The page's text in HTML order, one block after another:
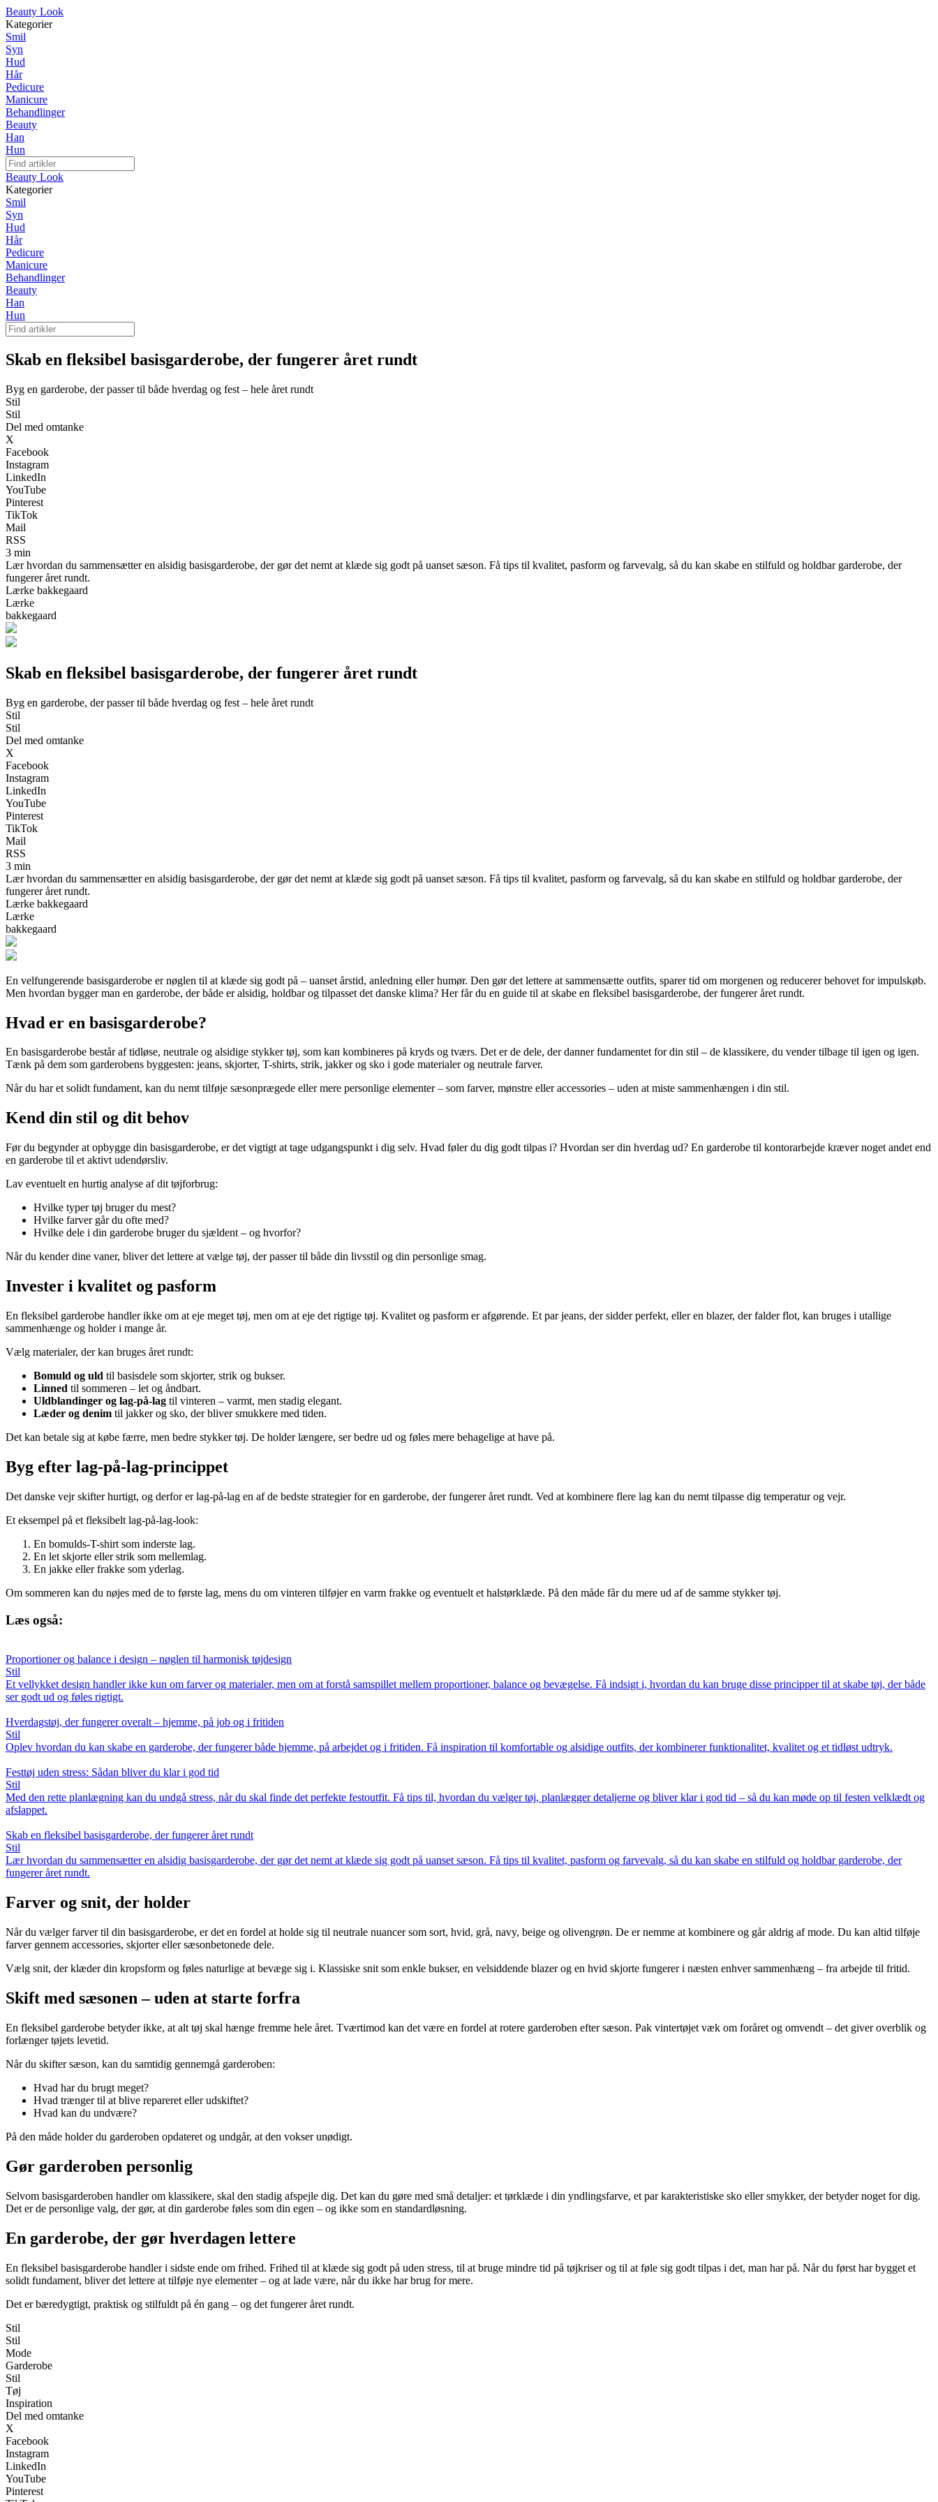
Beauty Look
Kategorier
Smil
Syn
Hud
Hår
Pedicure
Manicure
Behandlinger
Beauty
Han
Hun
Beauty Look
Kategorier
Smil
Syn
Hud
Hår
Pedicure
Manicure
Behandlinger
Beauty
Han
Hun
Skab en fleksibel basisgarderobe, der fungerer året rundt
Byg en garderobe, der passer til både hverdag og fest – hele året rundt
Stil
Stil
Del med omtanke
X
Facebook
Instagram
LinkedIn
YouTube
Pinterest
TikTok
Mail
RSS
3 min
Lær hvordan du sammensætter en alsidig basisgarderobe, der gør det nemt at klæde sig godt på uanset sæson. Få tips til kvalitet, pasform og farvevalg, så du kan skabe en stilfuld og holdbar garderobe, der
fungerer året rundt.
Lærke bakkegaard
Lærke
bakkegaard
Skab en fleksibel basisgarderobe, der fungerer året rundt
Byg en garderobe, der passer til både hverdag og fest – hele året rundt
Stil
Stil
Del med omtanke
X
Facebook
Instagram
LinkedIn
YouTube
Pinterest
TikTok
Mail
RSS
3 min
Lær hvordan du sammensætter en alsidig basisgarderobe, der gør det nemt at klæde sig godt på uanset sæson. Få tips til kvalitet, pasform og farvevalg, så du kan skabe en stilfuld og holdbar garderobe, der
fungerer året rundt.
Lærke bakkegaard
Lærke
bakkegaard
En velfungerende basisgarderobe er nøglen til at klæde sig godt på – uanset årstid, anledning eller humør. Den gør det lettere at sammensætte outfits, sparer tid om morgenen og reducerer behovet for impulskøb.
Men hvordan bygger man en garderobe, der både er alsidig, holdbar og tilpasset det danske klima? Her får du en guide til at skabe en fleksibel basisgarderobe, der fungerer året rundt.
Hvad er en basisgarderobe?
En basisgarderobe består af tidløse, neutrale og alsidige stykker tøj, som kan kombineres på kryds og tværs. Det er de dele, der danner fundamentet for din stil – de klassikere, du vender tilbage til igen og igen.
Tænk på dem som garderobens byggesten: jeans, skjorter, T-shirts, strik, jakker og sko i gode materialer og neutrale farver.
Når du har et solidt fundament, kan du nemt tilføje sæsonprægede eller mere personlige elementer – som farver, mønstre eller accessories – uden at miste sammenhængen i din stil.
Kend din stil og dit behov
Før du begynder at opbygge din basisgarderobe, er det vigtigt at tage udgangspunkt i dig selv. Hvad føler du dig godt tilpas i? Hvordan ser din hverdag ud? En garderobe til kontorarbejde kræver noget andet end
en garderobe til et aktivt udendørsliv.
Lav eventuelt en hurtig analyse af dit tøjforbrug:
Hvilke typer tøj bruger du mest?
Hvilke farver går du ofte med?
Hvilke dele i din garderobe bruger du sjældent – og hvorfor?
Når du kender dine vaner, bliver det lettere at vælge tøj, der passer til både din livsstil og din personlige smag.
Invester i kvalitet og pasform
En fleksibel garderobe handler ikke om at eje meget tøj, men om at eje det rigtige tøj. Kvalitet og pasform er afgørende. Et par jeans, der sidder perfekt, eller en blazer, der falder flot, kan bruges i utallige
sammenhænge og holder i mange år.
Vælg materialer, der kan bruges året rundt:
Bomuld og uld til basisdele som skjorter, strik og bukser.
Linned til sommeren – let og åndbart.
Uldblandinger og lag-på-lag til vinteren – varmt, men stadig elegant.
Læder og denim til jakker og sko, der bliver smukkere med tiden.
Det kan betale sig at købe færre, men bedre stykker tøj. De holder længere, ser bedre ud og føles mere behagelige at have på.
Byg efter lag-på-lag-princippet
Det danske vejr skifter hurtigt, og derfor er lag-på-lag en af de bedste strategier for en garderobe, der fungerer året rundt. Ved at kombinere flere lag kan du nemt tilpasse dig temperatur og vejr.
Et eksempel på et fleksibelt lag-på-lag-look:
En bomulds-T-shirt som inderste lag.
En let skjorte eller strik som mellemlag.
En jakke eller frakke som yderlag.
Om sommeren kan du nøjes med de to første lag, mens du om vinteren tilføjer en varm frakke og eventuelt et halstørklæde. På den måde får du mere ud af de samme stykker tøj.
Læs også:
Proportioner og balance i design – nøglen til harmonisk tøjdesign
Stil
Et vellykket design handler ikke kun om farver og materialer, men om at forstå samspillet mellem proportioner, balance og bevægelse. Få indsigt i, hvordan du kan bruge disse principper til at skabe tøj, der både
ser godt ud og føles rigtigt.
Hverdagstøj, der fungerer overalt – hjemme, på job og i fritiden
Stil
Oplev hvordan du kan skabe en garderobe, der fungerer både hjemme, på arbejdet og i fritiden. Få inspiration til komfortable og alsidige outfits, der kombinerer funktionalitet, kvalitet og et tidløst udtryk.
Festtøj uden stress: Sådan bliver du klar i god tid
Stil
Med den rette planlægning kan du undgå stress, når du skal finde det perfekte festoutfit. Få tips til, hvordan du vælger tøj, planlægger detaljerne og bliver klar i god tid – så du kan møde op til festen velklædt og
afslappet.
Skab en fleksibel basisgarderobe, der fungerer året rundt
Stil
Lær hvordan du sammensætter en alsidig basisgarderobe, der gør det nemt at klæde sig godt på uanset sæson. Få tips til kvalitet, pasform og farvevalg, så du kan skabe en stilfuld og holdbar garderobe, der
fungerer året rundt.
Farver og snit, der holder
Når du vælger farver til din basisgarderobe, er det en fordel at holde sig til neutrale nuancer som sort, hvid, grå, navy, beige og olivengrøn. De er nemme at kombinere og går aldrig af mode. Du kan altid tilføje
farver gennem accessories, skjorter eller sæsonbetonede dele.
Vælg snit, der klæder din kropsform og føles naturlige at bevæge sig i. Klassiske snit som enkle bukser, en velsiddende blazer og en hvid skjorte fungerer i næsten enhver sammenhæng – fra arbejde til fritid.
Skift med sæsonen – uden at starte forfra
En fleksibel garderobe betyder ikke, at alt tøj skal hænge fremme hele året. Tværtimod kan det være en fordel at rotere garderoben efter sæson. Pak vintertøjet væk om foråret og omvendt – det giver overblik og
forlænger tøjets levetid.
Når du skifter sæson, kan du samtidig gennemgå garderoben:
Hvad har du brugt meget?
Hvad trænger til at blive repareret eller udskiftet?
Hvad kan du undvære?
På den måde holder du garderoben opdateret og undgår, at den vokser unødigt.
Gør garderoben personlig
Selvom basisgarderoben handler om klassikere, skal den stadig afspejle dig. Det kan du gøre med små detaljer: et tørklæde i din yndlingsfarve, et par karakteristiske sko eller smykker, der betyder noget for dig.
Det er de personlige valg, der gør, at din garderobe føles som din egen – og ikke som en standardløsning.
En garderobe, der gør hverdagen lettere
En fleksibel basisgarderobe handler i sidste ende om frihed. Frihed til at klæde sig godt på uden stress, til at bruge mindre tid på tøjkriser og til at føle sig godt tilpas i det, man har på. Når du først har bygget et
solidt fundament, bliver det lettere at tilføje nye elementer – og at lade være, når du ikke har brug for mere.
Det er bæredygtigt, praktisk og stilfuldt på én gang – og det fungerer året rundt.
Stil
Stil
Mode
Garderobe
Stil
Tøj
Inspiration
Del med omtanke
X
Facebook
Instagram
LinkedIn
YouTube
Pinterest